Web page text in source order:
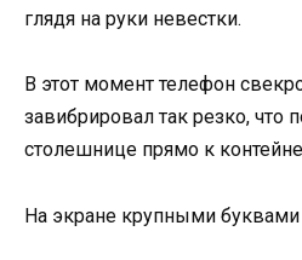
глядя на руки невестки.
В этот момент телефон
завибрировал так резко, что
столешнице прямо к
На экране крупными буквами